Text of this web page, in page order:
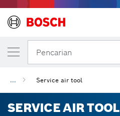
Pencarian
... Service air tool
SERVICE AIR TOOL